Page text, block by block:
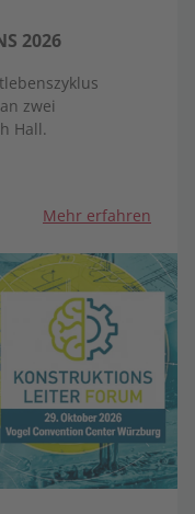
2026
zwei
Hall.
Mehr erfahren